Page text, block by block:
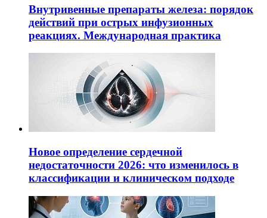
Внутривенные препараты железа: порядок
действий при острых инфузионных
реакциях. Международная практика
Новое определение сердечной
недостаточности 2026: что изменилось в
классификации и клиническом подходе